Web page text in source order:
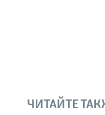
ЧИТАЙТЕ